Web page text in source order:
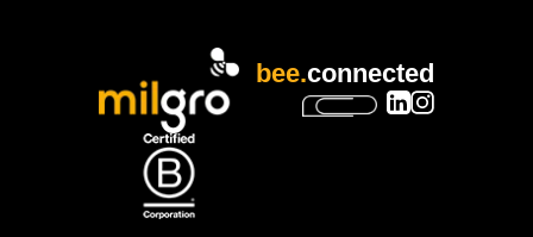
bee.connected